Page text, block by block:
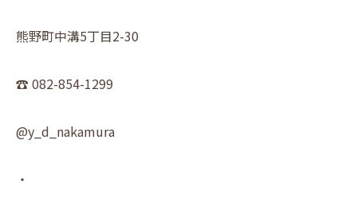
熊野町中溝5丁目2-30
☎︎ 082-854-1299
@y_d_nakamura
・